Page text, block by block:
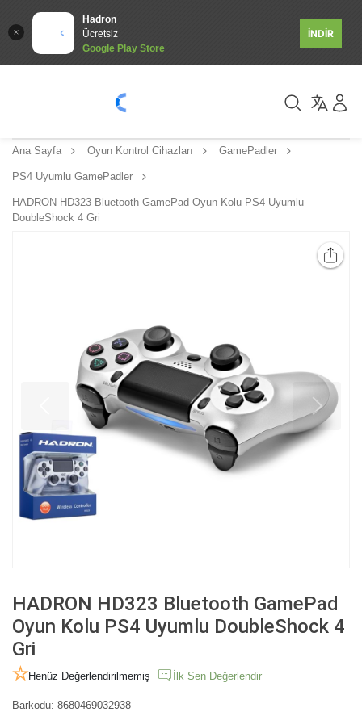
Hadron
Ücretsiz
Google Play Store
İNDİR
Ana Sayfa Oyun Kontrol Cihazları GamePadler
PS4 Uyumlu GamePadler
HADRON HD323 Bluetooth GamePad Oyun Kolu PS4 Uyumlu
DoubleShock 4 Gri
HADRON HD323 Bluetooth GamePad
Oyun Kolu PS4 Uyumlu DoubleShock 4
Gri
Henüz Değerlendirilmemiş İlk Sen Değerlendir
Barkodu: 8680469032938